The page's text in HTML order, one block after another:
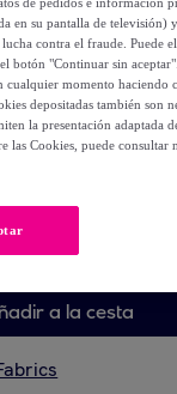
cm
a la cesta
en su pantalla de televisión)
contra el fraude. Puede
botón "Continuar sin
cualquier momento haciendo
depositadas también son
la presentación adaptada
las Cookies, puede consultar